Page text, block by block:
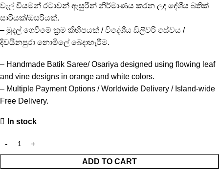
වැල් වියමන් රටාවන් ඇසුරින් නිර්මාණය කරන ලද දේශීය බතික්
සාරියක්/ඔසරියක්.
– මුදල් ගෙවීමේ ක්‍රම කිහිපයක් / විදේශීය ඩිලිවරි සේවය /
දිවයිනපුරා නොමිලේ බෙදාහැරීම.
– Handmade Batik Saree/ Osariya designed using flowing leaf
and vine designs in orange and white colors.
– Multiple Payment Options / Worldwide Delivery / Island-wide
Free Delivery.
In stock
ADD TO CART